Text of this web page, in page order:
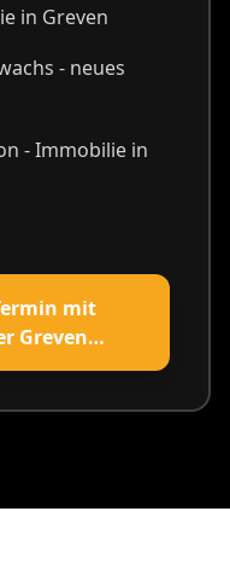
in Greven
- neues
- Immobilie in
mit
Greven